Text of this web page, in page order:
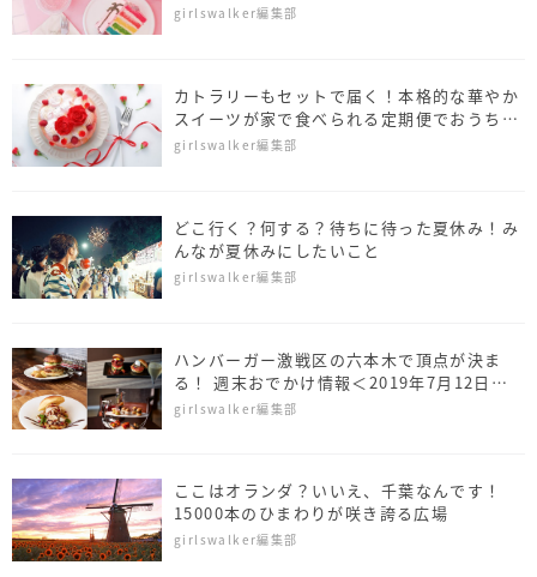
girlswalker編集部
カトラリーもセットで届く！本格的な華やか
スイーツが家で食べられる定期便でおうちカ
フェを
girlswalker編集部
どこ行く？何する？待ちに待った夏休み！み
んなが夏休みにしたいこと
girlswalker編集部
ハンバーガー激戦区の六本木で頂点が決ま
る！ 週末おでかけ情報＜2019年7月12日～
14日＞
girlswalker編集部
ここはオランダ？いいえ、千葉なんです！
15000本のひまわりが咲き誇る広場
girlswalker編集部